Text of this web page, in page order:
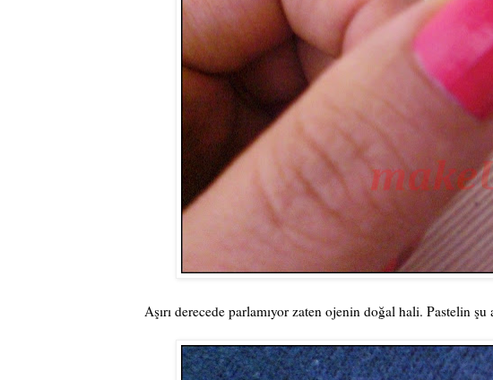
Aşırı derecede parlamıyor zaten ojenin doğal hali. Pastelin şu